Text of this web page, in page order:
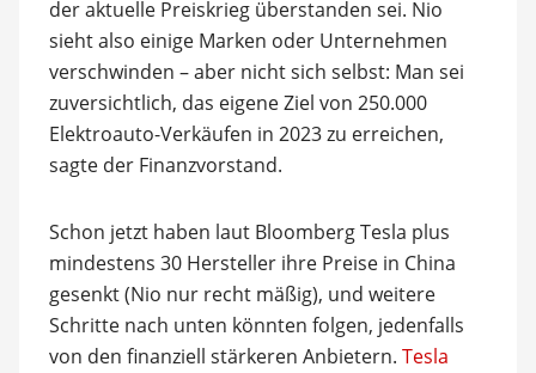
der aktuelle Preiskrieg überstanden sei. Nio
sieht also einige Marken oder Unternehmen
verschwinden ­– aber nicht sich selbst: Man sei
zuversichtlich, das eigene Ziel von 250.000
Elektroauto-Verkäufen in 2023 zu erreichen,
sagte der Finanzvorstand.
Schon jetzt haben laut Bloomberg Tesla plus
mindestens 30 Hersteller ihre Preise in China
gesenkt (Nio nur recht mäßig), und weitere
Schritte nach unten könnten folgen, jedenfalls
von den finanziell stärkeren Anbietern. Tesla